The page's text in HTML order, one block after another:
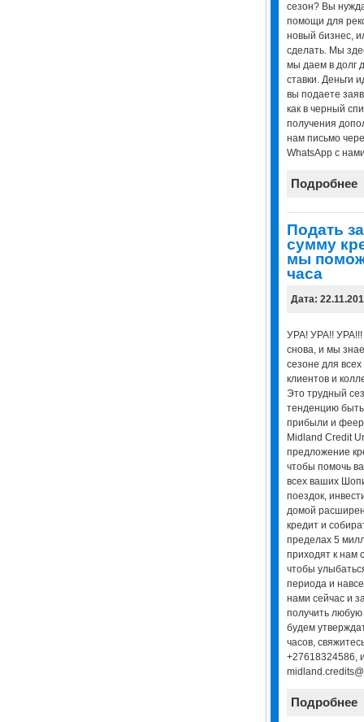
сезон? Вы
помощи для
новый бизнес,
сделать. Мы
мы даем в долг
ставки. Деньги
вы подаете
как в черный
получения
нам письмо
WhatsApp с
Подробнее
Подать
сумму
мы
часа
Дата:
УРА! УРА!!
снова, и мы
сезоне для
клиентов и
Это трудный
тенденцию
прибыли и
Midland Credit
предложение
чтобы помочь
всех ваших
поездок,
домой
кредит и
пределах 5
приходят к нам
чтобы
периода и
нами сейчас и
получить
будем
часов,
+27618324586,
Подробнее